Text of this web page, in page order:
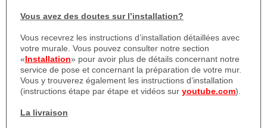
Vous avez des doutes sur l’installation?
Vous recevrez les instructions d’installation détaillées avec
votre murale. Vous pouvez consulter notre section
«Installation» pour avoir plus de détails concernant notre
service de pose et concernant la préparation de votre mur.
Vous y trouverez également les instructions d’installation
(instructions étape par étape et vidéos sur youtube.com).
La livraison